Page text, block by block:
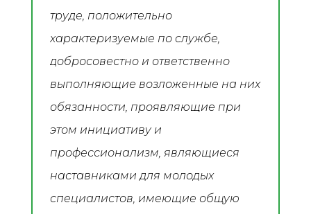
труде, положительно
характеризуемые по службе,
добросовестно и ответственно
выполняющие возложенные на них
обязанности, проявляющие при
этом инициативу и
профессионализм, являющиеся
наставниками для молодых
специалистов, имеющие общую